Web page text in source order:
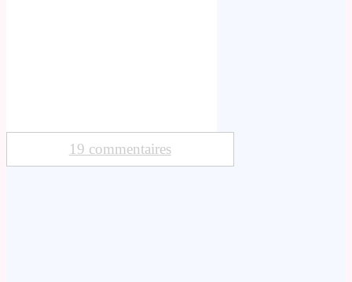
19 commentaires